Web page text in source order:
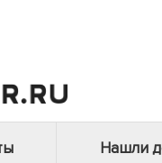
Нашли